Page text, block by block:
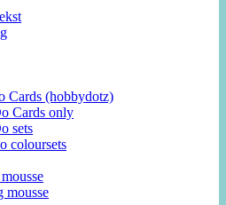
Cards (hobbydotz)
Cards only
sets
coloursets
mousse